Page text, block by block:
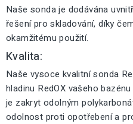
Naše sonda je dodávána
řešení pro skladování, díky
okamžitému použití.
Kvalita:
Naše vysoce kvalitní sonda
hladinu RedOX vašeho
je zakryt odolným
odolnost proti opotřebení a